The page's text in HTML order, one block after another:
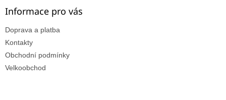
Informace pro vás
Doprava a platba
Kontakty
Obchodní podmínky
Velkoobchod